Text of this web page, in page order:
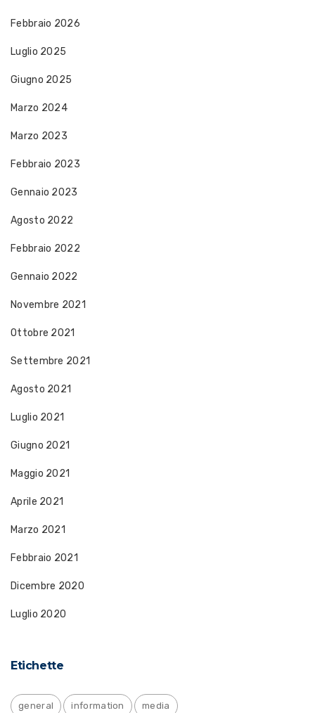
Febbraio 2026
Luglio 2025
Giugno 2025
Marzo 2024
Marzo 2023
Febbraio 2023
Gennaio 2023
Agosto 2022
Febbraio 2022
Gennaio 2022
Novembre 2021
Ottobre 2021
Settembre 2021
Agosto 2021
Luglio 2021
Giugno 2021
Maggio 2021
Aprile 2021
Marzo 2021
Febbraio 2021
Dicembre 2020
Luglio 2020
Etichette
general information media